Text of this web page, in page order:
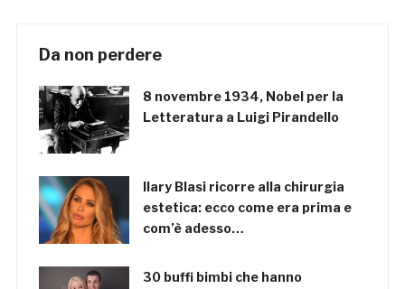
Da non perdere
8 novembre 1934, Nobel per la
Letteratura a Luigi Pirandello
Ilary Blasi ricorre alla chirurgia
estetica: ecco come era prima e
com’è adesso…
30 buffi bimbi che hanno